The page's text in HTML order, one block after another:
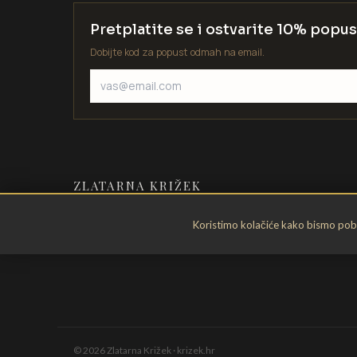
Koristimo kolačiće kako bismo
Pretplatite se i ostvarite 10%
Dobijte kod za popust odmah na email.
ZLATARNA KRIŽEK
©2026Zlatarna Križek · krizek.hr